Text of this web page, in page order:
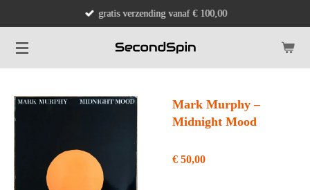
naar
de
gratis verzending vanaf € 100,00
Mark Murphy ‎–
Midnight Mood
€ 50,00